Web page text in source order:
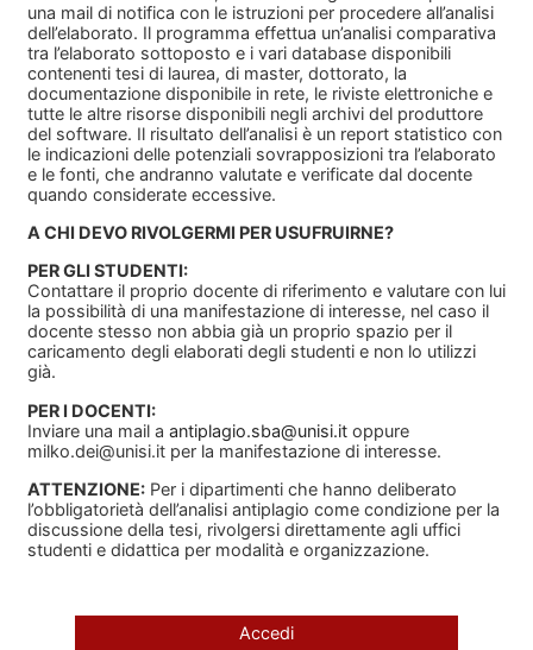
una mail di notifica con le istruzioni per procedere all’analisi
dell’elaborato. Il programma effettua un’analisi comparativa
tra l’elaborato sottoposto e i vari database disponibili
contenenti tesi di laurea, di master, dottorato, la
documentazione disponibile in rete, le riviste elettroniche e
tutte le altre risorse disponibili negli archivi del produttore
del software. Il risultato dell’analisi è un report statistico con
le indicazioni delle potenziali sovrapposizioni tra l’elaborato
e le fonti, che andranno valutate e verificate dal docente
quando considerate eccessive.
A CHI DEVO RIVOLGERMI PER USUFRUIRNE?
PER GLI STUDENTI:
Contattare il proprio docente di riferimento e valutare con lui
la possibilità di una manifestazione di interesse, nel caso il
docente stesso non abbia già un proprio spazio per il
caricamento degli elaborati degli studenti e non lo utilizzi
già.
PER I DOCENTI:
Inviare una mail a antiplagio.sba@unisi.itoppure
milko.dei@unisi.itper la manifestazione di interesse.
ATTENZIONE:Per i dipartimenti che hanno deliberato
l’obbligatorietà dell’analisi antiplagio come condizione per la
discussione della tesi, rivolgersi direttamente agli uffici
studenti e didattica per modalità e organizzazione.
Accedi